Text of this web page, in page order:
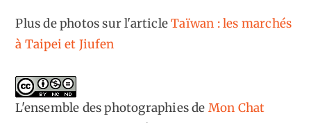
Plus de photos sur l'articleTaïwan : les marchés
à Taipei et Jiufen
L'ensemble des photographiesde Mon Chat